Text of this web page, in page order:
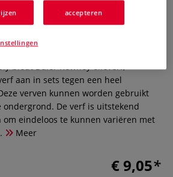
Simply Acryl set
0 Beoordeling
biedt Daler Rowney olieverf,
aan in sets tegen een heel
verven kunnen worden gebruikt
ondergrond. De verf is uitstekend
eindeloos te kunnen variëren met
Meer
€ 9,05
accepteren